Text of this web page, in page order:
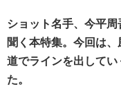
ショット名手、今平
聞く本特集。今回は
道でラインを出して
た。